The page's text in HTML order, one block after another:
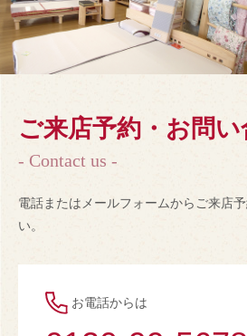
ご来店予約・お問
- Contact us -
電話またはメールフォームからご来店
い。
お電話からは